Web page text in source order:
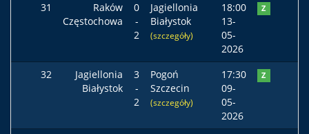
31
Raków
Częstochowa
0
-
2
Jagiellonia
Białystok
(szczegóły)
18:00
13-
05-
2026
Z
32
Jagiellonia
Białystok
3
-
2
Pogoń
Szczecin
(szczegóły)
17:30
09-
05-
2026
Z